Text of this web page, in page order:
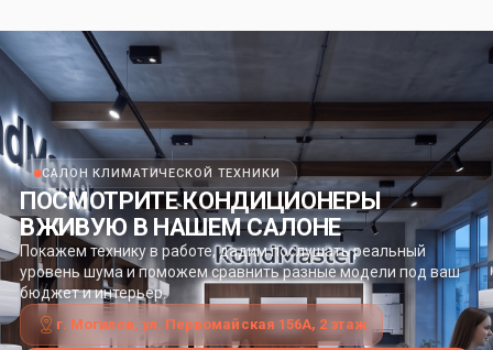
САЛОН КЛИМАТИЧЕСКОЙ ТЕХНИКИ
ПОСМОТРИТЕ КОНДИЦИОНЕРЫ
ВЖИВУЮ В НАШЕМ САЛОНЕ
Покажем технику в работе, дадим послушать реальный
уровень шума и поможем сравнить разные модели под ваш
бюджет и интерьер.
г. Могилев, ул. Первомайская 156А, 2 этаж